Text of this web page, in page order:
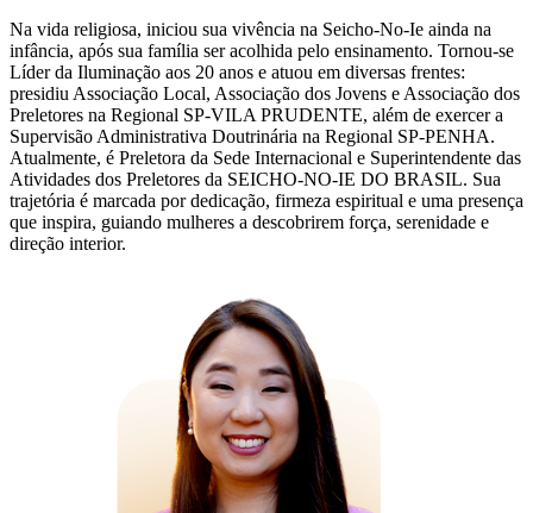
Na vida religiosa, iniciou sua vivência na Seicho-No-Ie ainda na
infância, após sua família ser acolhida pelo ensinamento. Tornou-se
Líder da Iluminação aos 20 anos e atuou em diversas frentes:
presidiu Associação Local, Associação dos Jovens e Associação dos
Preletores na Regional SP-VILA PRUDENTE, além de exercer a
Supervisão Administrativa Doutrinária na Regional SP-PENHA.
Atualmente, é Preletora da Sede Internacional e Superintendente das
Atividades dos Preletores da SEICHO-NO-IE DO BRASIL. Sua
trajetória é marcada por dedicação, firmeza espiritual e uma presença
que inspira, guiando mulheres a descobrirem força, serenidade e
direção interior.